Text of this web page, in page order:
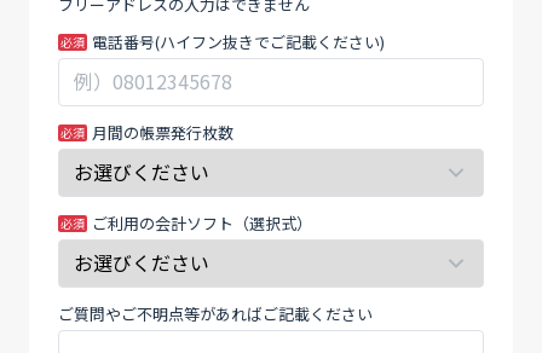
納
品
書
テ
ン
プ
レ
ー
ト
電話番号(ハイフン抜きでご記載ください)
月間の帳票発行枚数
ご利用の会計ソフト（選択式）
ご質問やご不明点等があればご記載ください
は
空
白
の
ま
ま
に
し
て
く
だ
さ